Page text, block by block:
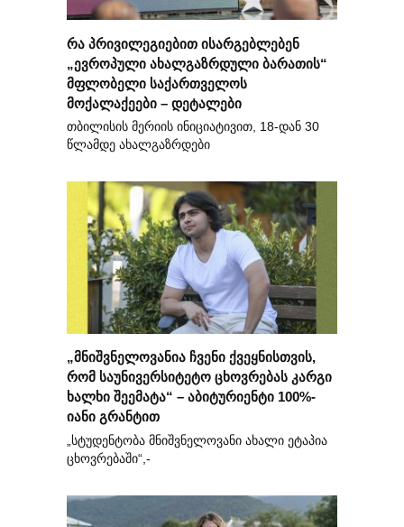
რა პრივილეგიებით ისარგებლებენ
„ევროპული ახალგაზრდული ბარათის“
მფლობელი საქართველოს
მოქალაქეები – დეტალები
თბილისის მერიის ინიციატივით, 18-დან 30
წლამდე ახალგაზრდები
„მნიშვნელოვანია ჩვენი ქვეყნისთვის,
რომ საუნივერსიტეტო ცხოვრებას კარგი
ხალხი შეემატა“ – აბიტურიენტი 100%-
იანი გრანტით
„სტუდენტობა მნიშვნელოვანი ახალი ეტაპია
ცხოვრებაში“,-